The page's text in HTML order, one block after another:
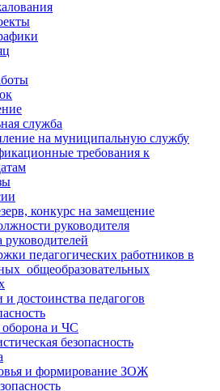
служба
на муниципальную службу
требования к
конкурс на замещение
руководителя
руководителей
педагогических работников в
общеобразовательных
и достоинства педагогов
оборона и ЧС
безопасность
и формирование ЗОЖ